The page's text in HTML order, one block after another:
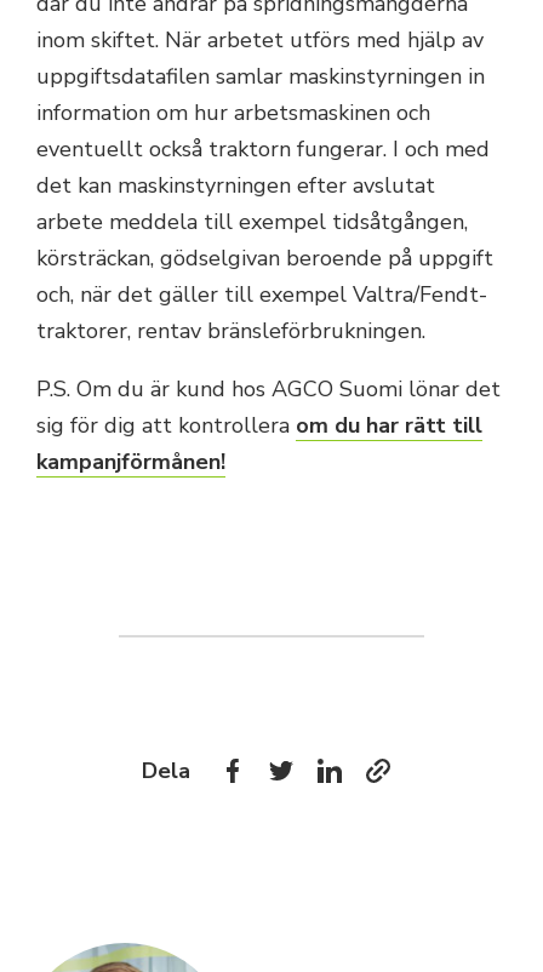
inom skiftet. När arbetet utförs med hjälp av
uppgiftsdatafilen samlar maskinstyrningen in
information om hur arbetsmaskinen och
eventuellt också traktorn fungerar. I och med
det kan maskinstyrningen efter avslutat
arbete meddela till exempel tidsåtgången,
körsträckan, gödselgivan beroende på uppgift
och, när det gäller till exempel Valtra/Fendt-
traktorer, rentav bränsleförbrukningen.
P.S. Om du är kund hos AGCO Suomi lönar det
sig för dig att kontrollera om du har rätt till
kampanjförmånen!
Dela